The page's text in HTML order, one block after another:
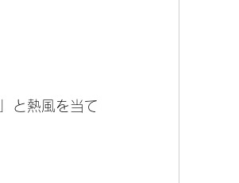
と熱風を当て